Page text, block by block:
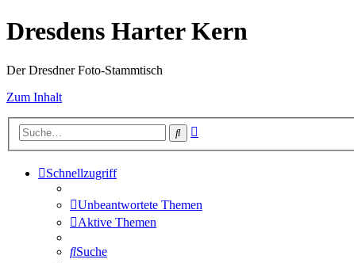
Dresdens Harter Kern
Der Dresdner Foto-Stammtisch
Zum Inhalt
Suche
Schnellzugriff
Unbeantwortete Themen
Aktive Themen
Suche